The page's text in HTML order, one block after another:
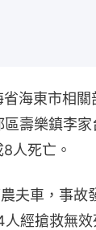
省海東市相
壽樂鎮李
人死亡。
夫車，事故
經搶救無